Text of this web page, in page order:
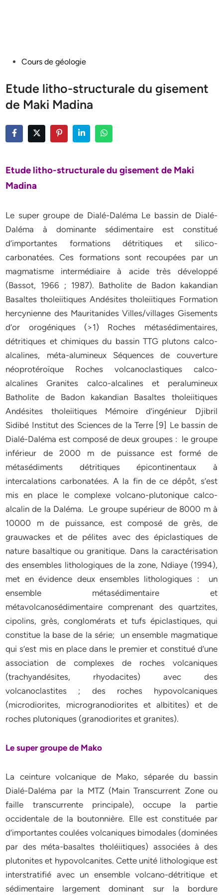
PostedCours de géologie
Etude litho-structurale du gisement
de Maki Madina
Etude litho-structurale du gisement de Maki
Madina
Le super groupe de Dialé-Daléma Le bassin de Dialé-
Daléma à dominante sédimentaire est constitué
d’importantes formations détritiques et silico-
carbonatées. Ces formations sont recoupées par un
magmatisme intermédiaire à acide très développé
(Bassot, 1966 ; 1987). Batholite de Badon kakandian
Basaltes tholeiitiques Andésites tholeiitiques Formation
hercynienne des Mauritanides Villes/villages Gisements
d’or orogéniques (>1) Roches métasédimentaires,
détritiques et chimiques du bassin TTG plutons calco-
alcalines, méta-alumineux Séquences de couverture
néoprotéroïque Roches volcanoclastiques calco-
alcalines Granites calco-alcalines et peralumineux
Batholite de Badon kakandian Basaltes tholeiitiques
Andésites tholeiitiques Mémoire d’ingénieur Djibril
Sidibé Institut des Sciences de la Terre [9] Le bassin de
Dialé-Daléma est composé de deux groupes : le groupe
inférieur de 2000 m de puissance est formé de
métasédiments détritiques épicontinentaux à
intercalations carbonatées. A la fin de ce dépôt, s’est
mis en place le complexe volcano-plutonique calco-
alcalin de la Daléma. Le groupe supérieur de 8000 m à
10000 m de puissance, est composé de grès, de
grauwackes et de pélites avec des épiclastiques de
nature basaltique ou granitique. Dans la caractérisation
des ensembles lithologiques de la zone, Ndiaye (1994),
met en évidence deux ensembles lithologiques : un
ensemble métasédimentaire et
métavolcanosédimentaire comprenant des quartzites,
cipolins, grès, conglomérats et tufs épiclastiques, qui
constitue la base de la série; un ensemble magmatique
qui s’est mis en place dans le premier et constitué d’une
association de complexes de roches volcaniques
(trachyandésites, rhyodacites) avec des
volcanoclastites ; des roches hypovolcaniques
(microdiorites, microgranodiorites et albitites) et de
roches plutoniques (granodiorites et granites).
Le super groupe de Mako
La ceinture volcanique de Mako, séparée du bassin
Dialé-Daléma par la MTZ (Main Transcurrent Zone ou
faille transcurrente principale), occupe la partie
occidentale de la boutonnière. Elle est constituée par
d’importantes coulées volcaniques bimodales (dominées
par des méta-basaltes tholéiitiques) associées à des
plutonites et hypovolcanites. Cette unité lithologique est
interstratifié avec un ensemble volcano-détritique et
sédimentaire largement dominant sur la bordure